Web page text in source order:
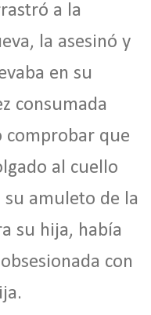
a la
la asesinó y
en su
consumada
comprobar que
al cuello
amuleto de la
su hija, había
con